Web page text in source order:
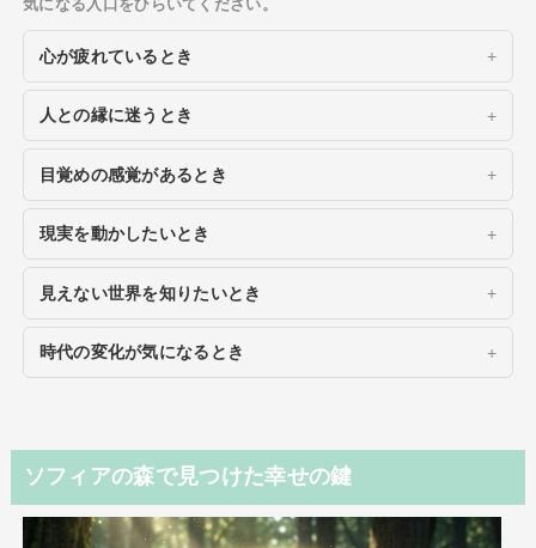
気になる入口をひらいてください。
心が疲れているとき
人との縁に迷うとき
目覚めの感覚があるとき
現実を動かしたいとき
見えない世界を知りたいとき
時代の変化が気になるとき
ソフィアの森で見つけた幸せの鍵